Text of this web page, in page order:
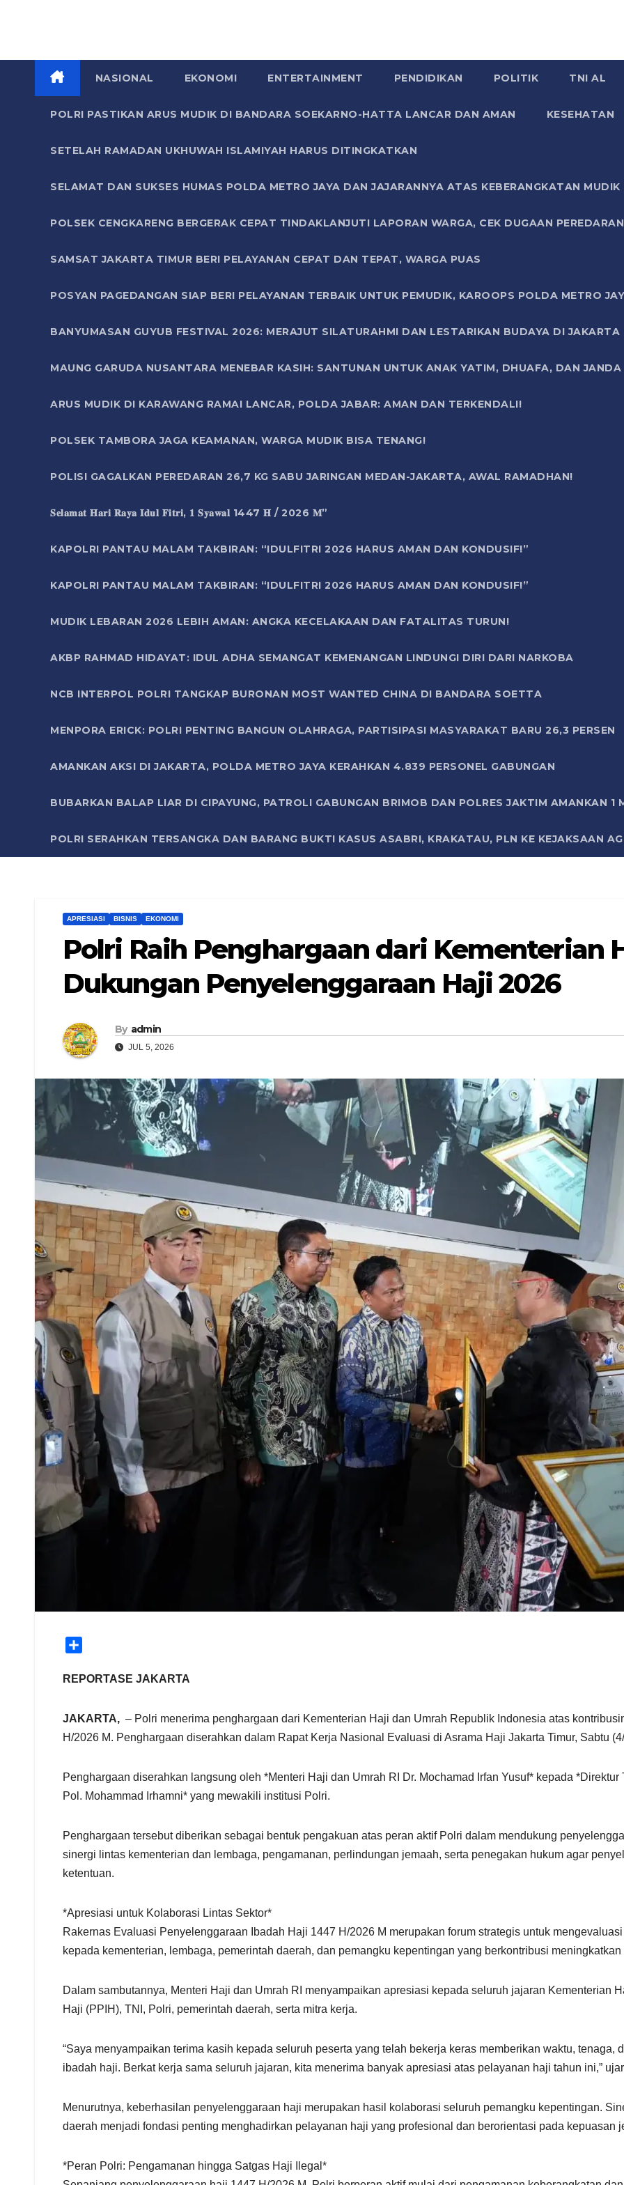
NASIONAL EKONOMI ENTERTAINMENT PENDIDIKAN POLITIK TNI AL
POLRI PASTIKAN ARUS MUDIK DI BANDARA SOEKARNO-HATTA LANCAR DAN AMAN KESEHATAN
SETELAH RAMADAN UKHUWAH ISLAMIYAH HARUS DITINGKATKAN
SELAMAT DAN SUKSES HUMAS POLDA METRO JAYA DAN JAJARANNYA ATAS KEBERANGKATAN
POLSEK CENGKARENG BERGERAK CEPAT TINDAKLANJUTI LAPORAN WARGA, CEK DUGAAN
SAMSAT JAKARTA TIMUR BERI PELAYANAN CEPAT DAN TEPAT, WARGA PUAS
POSYAN PAGEDANGAN SIAP BERI PELAYANAN TERBAIK UNTUK PEMUDIK, KAROOPS POLDA METRO
BANYUMASAN GUYUB FESTIVAL 2026: MERAJUT SILATURAHMI DAN LESTARIKAN BUDAYA DI JAKARTA
MAUNG GARUDA NUSANTARA MENEBAR KASIH: SANTUNAN UNTUK ANAK YATIM, DHUAFA, DAN
ARUS MUDIK DI KARAWANG RAMAI LANCAR, POLDA JABAR: AMAN DAN TERKENDALI!
POLSEK TAMBORA JAGA KEAMANAN, WARGA MUDIK BISA TENANG!
POLISI GAGALKAN PEREDARAN 26,7 KG SABU JARINGAN MEDAN-JAKARTA, AWAL RAMADHAN!
𝐒𝐞𝐥𝐚𝐦𝐚𝐭 𝐇𝐚𝐫𝐢 𝐑𝐚𝐲𝐚 𝐈𝐝𝐮𝐥 𝐅𝐢𝐭𝐫𝐢, 𝟏 𝐒𝐲𝐚𝐰𝐚𝐥 1447 𝐇 / 2026 𝐌”
KAPOLRI PANTAU MALAM TAKBIRAN: “IDULFITRI 2026 HARUS AMAN DAN KONDUSIF!”
KAPOLRI PANTAU MALAM TAKBIRAN: “IDULFITRI 2026 HARUS AMAN DAN KONDUSIF!”
MUDIK LEBARAN 2026 LEBIH AMAN: ANGKA KECELAKAAN DAN FATALITAS TURUN!
AKBP RAHMAD HIDAYAT: IDUL ADHA SEMANGAT KEMENANGAN LINDUNGI DIRI DARI NARKOBA
NCB INTERPOL POLRI TANGKAP BURONAN MOST WANTED CHINA DI BANDARA SOETTA
MENPORA ERICK: POLRI PENTING BANGUN OLAHRAGA, PARTISIPASI MASYARAKAT BARU 26,3 PERSEN
AMANKAN AKSI DI JAKARTA, POLDA METRO JAYA KERAHKAN 4.839 PERSONEL GABUNGAN
BUBARKAN BALAP LIAR DI CIPAYUNG, PATROLI GABUNGAN BRIMOB DAN POLRES JAKTIM AMANKAN 1
POLRI SERAHKAN TERSANGKA DAN BARANG BUKTI KASUS ASABRI, KRAKATAU, PLN KE KEJAKSAAN
APRESIASI BISNIS EKONOMI
Polri Raih Penghargaan dari Kementerian
Dukungan Penyelenggaraan Haji 2026
By admin
JUL 5, 2026
a
e
REPORTASE JAKARTA
JAKARTA, – Polri menerima penghargaan dari Kementerian Haji dan Umrah Republik Indonesia atas
H/2026 M. Penghargaan diserahkan dalam Rapat Kerja Nasional Evaluasi di Asrama Haji Jakarta Timur, Sabtu
Penghargaan diserahkan langsung oleh *Menteri Haji dan Umrah RI Dr. Mochamad Irfan Yusuf* kepada
Pol. Mohammad Irhamni* yang mewakili institusi Polri.
Penghargaan tersebut diberikan sebagai bentuk pengakuan atas peran aktif Polri dalam mendukung
sinergi lintas kementerian dan lembaga, pengamanan, perlindungan jemaah, serta penegakan hukum agar
ketentuan.
*Apresiasi untuk Kolaborasi Lintas Sektor*
Rakernas Evaluasi Penyelenggaraan Ibadah Haji 1447 H/2026 M merupakan forum strategis untuk
kepada kementerian, lembaga, pemerintah daerah, dan pemangku kepentingan yang berkontribusi
Dalam sambutannya, Menteri Haji dan Umrah RI menyampaikan apresiasi kepada seluruh jajaran Kementerian
Haji (PPIH), TNI, Polri, pemerintah daerah, serta mitra kerja.
“Saya menyampaikan terima kasih kepada seluruh peserta yang telah bekerja keras memberikan waktu,
ibadah haji. Berkat kerja sama seluruh jajaran, kita menerima banyak apresiasi atas pelayanan haji tahun ini,”
Menurutnya, keberhasilan penyelenggaraan haji merupakan hasil kolaborasi seluruh pemangku kepentingan.
daerah menjadi fondasi penting menghadirkan pelayanan haji yang profesional dan berorientasi pada kepuasan
*Peran Polri: Pengamanan hingga Satgas Haji Ilegal*